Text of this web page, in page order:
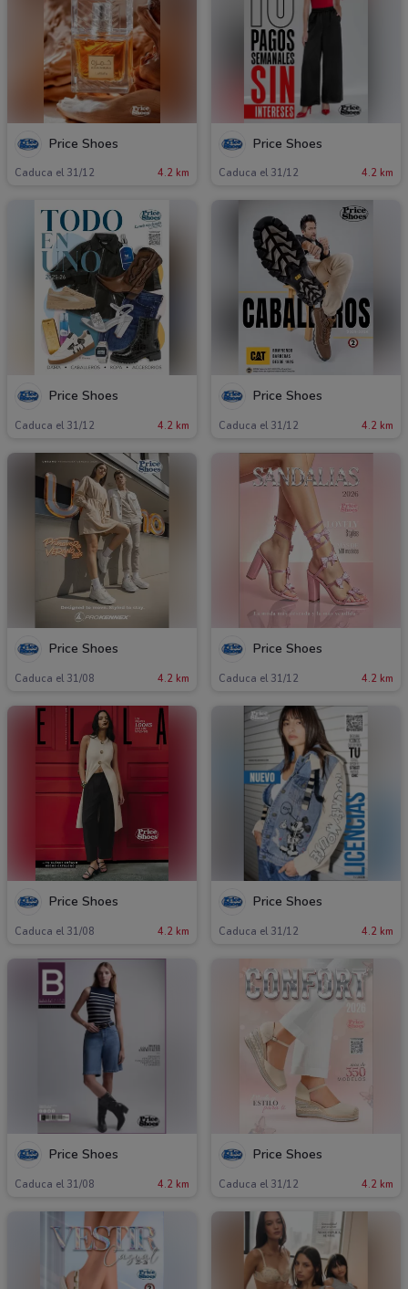
Price Shoes
Caduca el 31/12 4.2 km
Price Shoes
Caduca el 31/12 4.2 km
Price Shoes
Caduca el 31/12 4.2 km
Price Shoes
Caduca el 31/12 4.2 km
Price Shoes
Caduca el 31/08 4.2 km
Price Shoes
Caduca el 31/12 4.2 km
Price Shoes
Caduca el 31/08 4.2 km
Price Shoes
Caduca el 31/12 4.2 km
Price Shoes
Caduca el 31/08 4.2 km
Price Shoes
Caduca el 31/12 4.2 km